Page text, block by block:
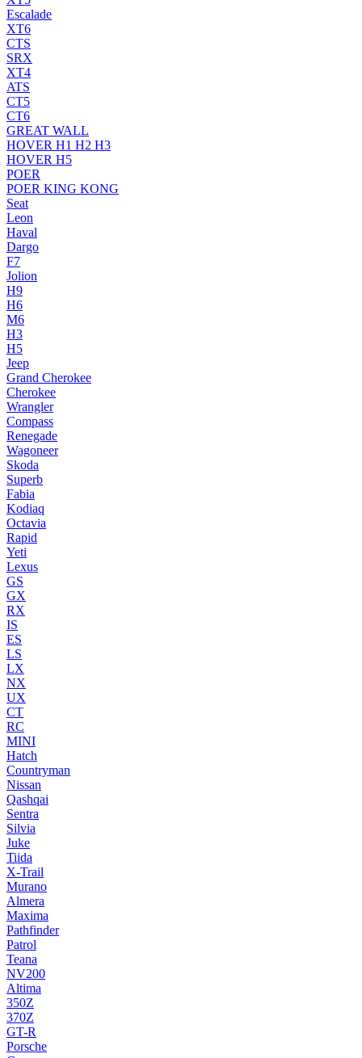
Escalade
XT6
CTS
SRX
XT4
ATS
CT5
CT6
GREAT WALL
HOVER H1 H2 H3
HOVER H5
POER
POER KING KONG
Seat
Leon
Haval
Dargo
F7
Jolion
H9
H6
M6
H3
H5
Jeep
Grand Cherokee
Cherokee
Wrangler
Compass
Renegade
Wagoneer
Skoda
Superb
Fabia
Kodiaq
Octavia
Rapid
Yeti
Lexus
GS
GX
RX
IS
ES
LS
LX
NX
UX
CT
RC
MINI
Hatch
Countryman
Nissan
Qashqai
Sentra
Silvia
Juke
Tiida
X-Trail
Murano
Almera
Maxima
Pathfinder
Patrol
Teana
NV200
Altima
350Z
370Z
GT-R
Porsche